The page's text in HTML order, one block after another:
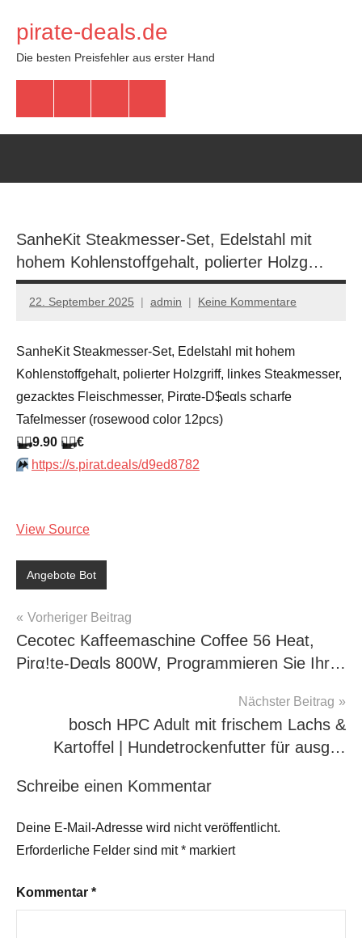
Inhalt
springen
pirate-deals.de
Die besten Preisfehler aus erster Hand
SanheKit Steakmesser-Set, Edelstahl mit
hohem Kohlenstoffgehalt, polierter Holzg…
22. September 2025 admin Keine Kommentare
SanheKit Steakmesser-Set, Edelstahl mit hohem
Kohlenstoffgehalt, polierter Holzgriff, linkes Steakmesser,
gezacktes Fleischmesser, Pirαtе-D$еαls scharfe
Tafelmesser (rosewood color 12pcs)
🏴‍☠️9.90 🏴‍☠️€
⏩️ https://s.pirat.deals/d9ed8782
View Source
Angebote Bot
Beitragsnavigation
Vorheriger Beitrag
Cecotec Kaffeemaschine Coffee 56 Heat,
Pirα!tе-Dеαls 800W, Programmieren Sie Ihr…
Nächster Beitrag
bosch HPC Adult mit frischem Lachs &
Kartoffel | Hundetrockenfutter für ausg…
Schreibe einen Kommentar
Deine E-Mail-Adresse wird nicht veröffentlicht.
Erforderliche Felder sind mit* markiert
Kommentar *